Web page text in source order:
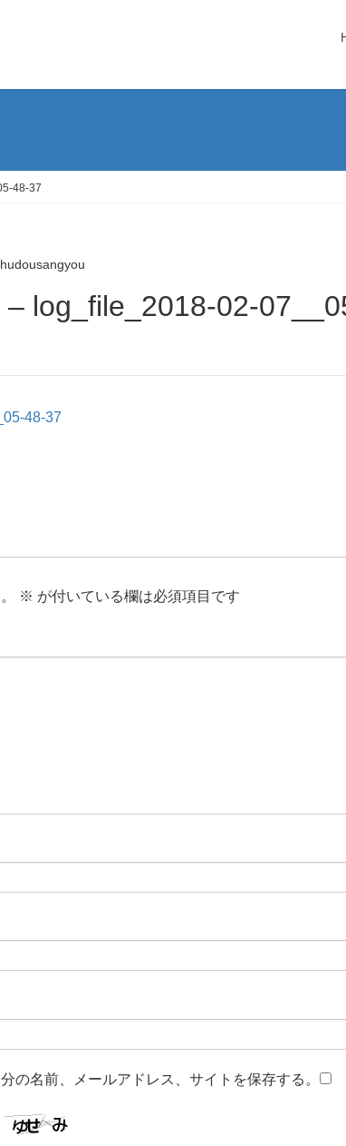
48-37
48-37
※ が付いている欄は必須項目です
の名前、メールアドレス、サイトを保存する。